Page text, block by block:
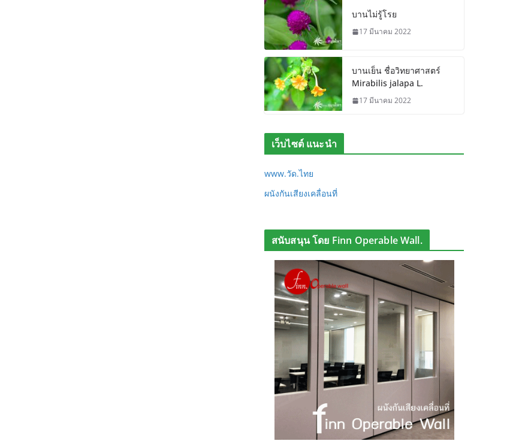
บานไม่รู้โรย
17 มีนาคม 2022
บานเย็น ชื่อวิทยาศาสตร์
Mirabilis jalapa L.
17 มีนาคม 2022
เว็บไซต์ แนะนำ
www.วัด.ไทย
ผนังกันเสียงเคลื่อนที่
สนับสนุน โดย Finn Operable Wall.